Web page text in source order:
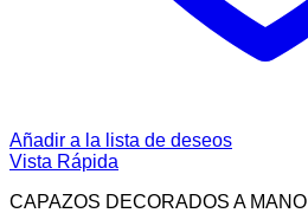
Añadir a la lista de deseos
Vista Rápida
CAPAZOS DECORADOS A MANO